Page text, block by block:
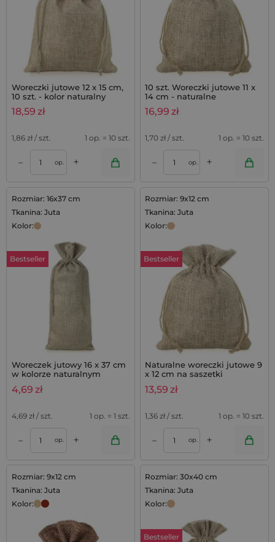
Woreczki jutowe 12 x 15 cm,
10 szt. - kolor naturalny
18,59 zł
1,86 zł / szt. 1 op. = 10 szt.
– op. +
10 szt. Woreczki jutowe 11 x
14 cm - naturalne
16,99 zł
1,70 zł / szt. 1 op. = 10 szt.
– op. +
Rozmiar: 16x37 cm
Tkanina: Juta
Kolor:
Bestseller
Woreczek jutowy 16 x 37 cm
w kolorze naturalnym
4,69 zł
4,69 zł / szt. 1 op. = 1 szt.
– op. +
Rozmiar: 9x12 cm
Tkanina: Juta
Kolor:
Bestseller
Naturalne woreczki jutowe 9
x 12 cm na saszetki
lawendowe, zestaw 10 szt.
13,59 zł
1,36 zł / szt. 1 op. = 10 szt.
– op. +
Rozmiar: 9x12 cm
Tkanina: Juta
Kolor:
Rozmiar: 30x40 cm
Tkanina: Juta
Kolor:
Bestseller